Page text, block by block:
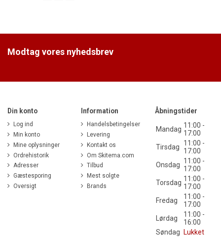
Modtag vores nyhedsbrev
Din konto
Log ind
Min konto
Mine oplysninger
Ordrehistorik
Adresser
Gæstesporing
Oversigt
Information
Handelsbetingelser
Levering
Kontakt os
Om Skitema.com
Tilbud
Mest solgte
Brands
Åbningstider
Mandag 11:00 -
17:00
Tirsdag
11:00 -
17:00
Onsdag 11:00 -
17:00
Torsdag 11:00 -
17:00
Fredag
11:00 -
17:00
Lørdag
11:00 -
16:00
Søndag
Lukket